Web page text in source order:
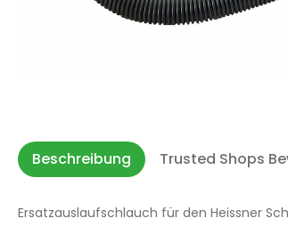
Beschreibung Trusted Shops
Ersatzauslaufschlauch für den Heissner